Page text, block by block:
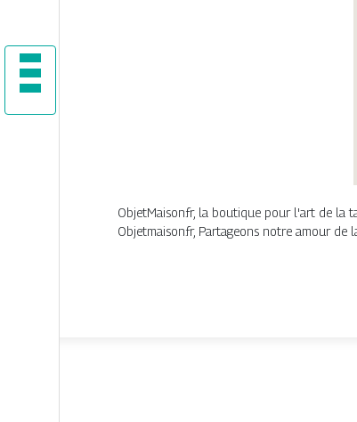
ObjetMaison.fr, la boutique pour l'art de la
Objetmaison.fr, Partageons notre amour de